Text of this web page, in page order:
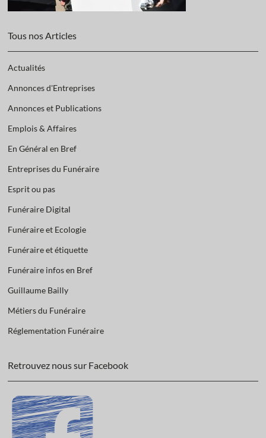
Tous nos Articles
Actualités
Annonces d'Entreprises
Annonces et Publications
Emplois & Affaires
En Général en Bref
Entreprises du Funéraire
Esprit ou pas
Funéraire Digital
Funéraire et Ecologie
Funéraire et étiquette
Funéraire infos en Bref
Guillaume Bailly
Métiers du Funéraire
Réglementation Funéraire
Retrouvez nous sur Facebook